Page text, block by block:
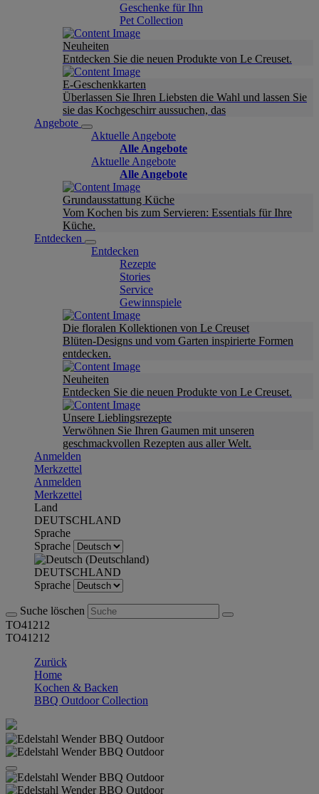
Geschenke für Ihn
Pet Collection
Neuheiten
Entdecken Sie die neuen Produkte von Le Creuset.
E-Geschenkkarten
Überlassen Sie Ihren Liebsten die Wahl und lassen Sie
sie das Kochgeschirr aussuchen, das
Angebote
Aktuelle Angebote
Alle Angebote
Aktuelle Angebote
Alle Angebote
Grundausstattung Küche
Vom Kochen bis zum Servieren: Essentials für Ihre
Küche.
Entdecken
Entdecken
Rezepte
Stories
Service
Gewinnspiele
Die floralen Kollektionen von Le Creuset
Blüten-Designs und vom Garten inspirierte Formen
entdecken.
Neuheiten
Entdecken Sie die neuen Produkte von Le Creuset.
Unsere Lieblingsrezepte
Verwöhnen Sie Ihren Gaumen mit unseren
geschmackvollen Rezepten aus aller Welt.
Anmelden
Merkzettel
Anmelden
Merkzettel
Land
DEUTSCHLAND
Sprache
Sprache
DEUTSCHLAND
Sprache
Suche löschen
TO41212
TO41212
Zurück
Home
Kochen & Backen
BBQ Outdoor Collection